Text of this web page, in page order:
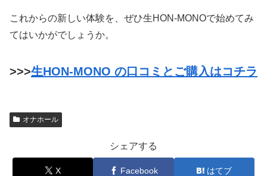
これからの新しい体験を、ぜひ生HON-MONOで始めてみ
てはいかがでしょうか。
>>>生HON-MONO の口コミとご購入はコチラ
オナホール
シェアする
X Facebook はてブ